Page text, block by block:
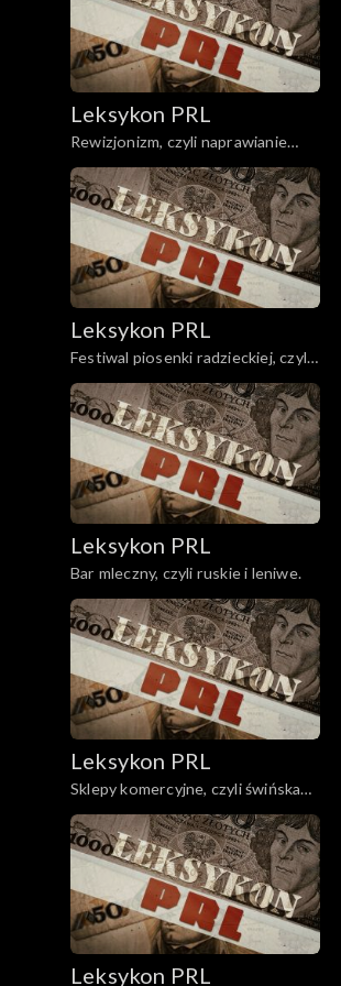
Leksykon PRL
Rewizjonizm, czyli naprawianie
nienaprawialnego.
Leksykon PRL
Festiwal piosenki radzieckiej, czyli
pozłacane samowary.
Leksykon PRL
Bar mleczny, czyli ruskie i leniwe.
Leksykon PRL
Sklepy komercyjne, czyli świńska
oferta.
Leksykon PRL